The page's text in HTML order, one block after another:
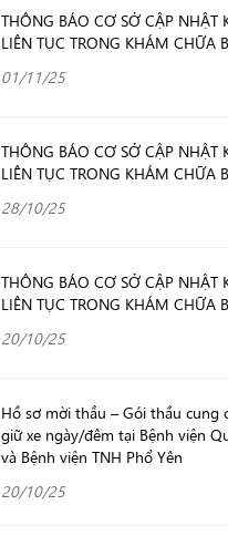
THÔNG BÁO CƠ SỞ CẬP NHẬT
LIÊN TỤC TRONG KHÁM CHỮA
01/11/25
THÔNG BÁO CƠ SỞ CẬP NHẬT
LIÊN TỤC TRONG KHÁM CHỮA
28/10/25
THÔNG BÁO CƠ SỞ CẬP NHẬT
LIÊN TỤC TRONG KHÁM CHỮA
20/10/25
Hồ sơ mời thầu – Gói thầu cung
giữ xe ngày/đêm tại Bệnh viện
và Bệnh viện TNH Phổ Yên
20/10/25